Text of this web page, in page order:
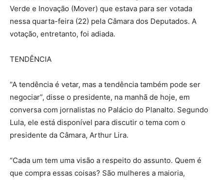
Verde e Inovação (Mover) que estava para ser votada
nessa quarta-feira (22) pela Câmara dos Deputados. A
votação, entretanto, foi adiada.
TENDÊNCIA
“A tendência é vetar, mas a tendência também pode ser
negociar”, disse o presidente, na manhã de hoje, em
conversa com jornalistas no Palácio do Planalto. Segundo
Lula, ele está disponível para discutir o tema com o
presidente da Câmara, Arthur Lira.
“Cada um tem uma visão a respeito do assunto. Quem é
que compra essas coisas? São mulheres a maioria,